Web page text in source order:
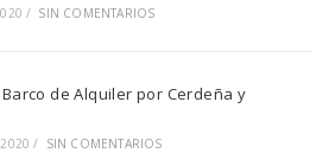
/ SIN COMENTARIOS
de Alquiler por Cerdeña y
/ SIN COMENTARIOS